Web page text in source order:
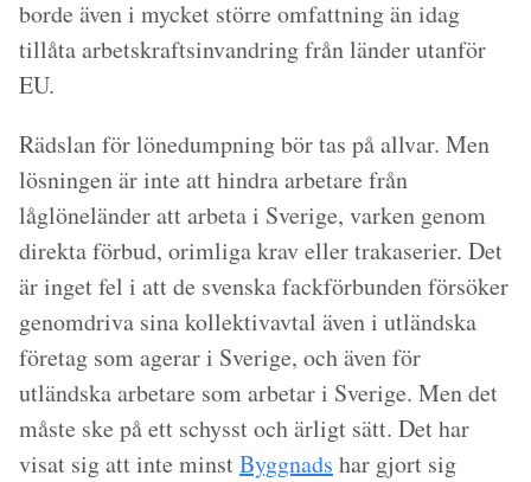
borde även i mycket större omfattning än idag
tillåta arbetskraftsinvandring från länder utanför
EU.
Rädslan för lönedumpning bör tas på allvar. Men
lösningen är inte att hindra arbetare från
låglöneländer att arbeta i Sverige, varken genom
direkta förbud, orimliga krav eller trakaserier. Det
är inget fel i att de svenska fackförbunden försöker
genomdriva sina kollektivavtal även i utländska
företag som agerar i Sverige, och även för
utländska arbetare som arbetar i Sverige. Men det
måste ske på ett schysst och ärligt sätt. Det har
visat sig att inte minstByggnads har gjort sig